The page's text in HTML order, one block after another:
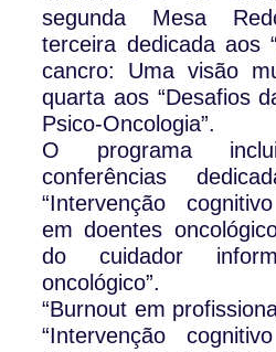
segunda Mesa
terceira dedicada aos
cancro: Uma visão
quarta aos “Desafios
Psico-Oncologia”.
O programa
conferências
“Intervenção
em doentes
do cuidador
oncológico”.
“Burnout em
“Intervenção